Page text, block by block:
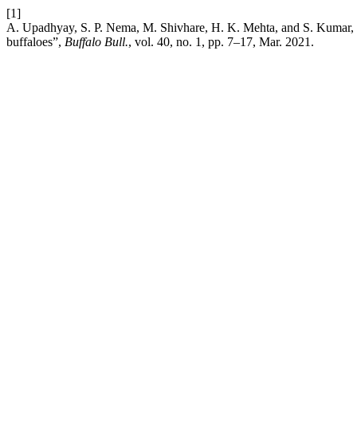
[1]
A. Upadhyay, S. P. Nema, M. Shivhare, H. K. Mehta, and S.
buffaloes”, Buffalo Bull., vol. 40, no. 1, pp. 7–17, Mar. 2021.